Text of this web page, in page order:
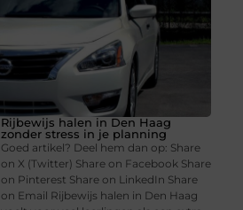
Rijbewijs halen in Den Haag
zonder stress in je planning
Goed artikel? Deel hem dan op: Share
on X (Twitter) Share on Facebook Share
on Pinterest Share on LinkedIn Share
on Email Rijbewijs halen in Den Haag